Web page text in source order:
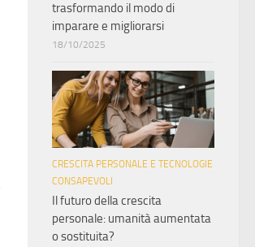
trasformando il modo di
imparare e migliorarsi
18/10/2025
CRESCITA PERSONALE E TECNOLOGIE
CONSAPEVOLI
Il futuro della crescita
personale: umanità aumentata
o sostituita?